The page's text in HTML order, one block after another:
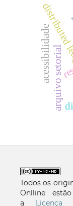
arquivo setorial
acessibilidade
Todos os
Onlline
a